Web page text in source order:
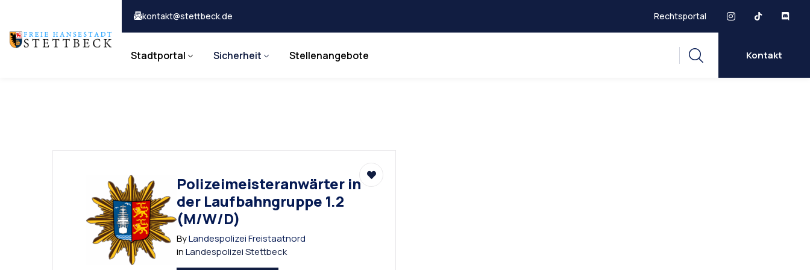
kontakt@stettbeck.de Rechtsportal
Stadtportal Sicherheit Stellenangebote Kontakt
Polizeimeisteranwärter in
der Laufbahngruppe 1.2
(M/W/D)
ByLandespolizei Freistaatnord
inLandespolizei Stettbeck